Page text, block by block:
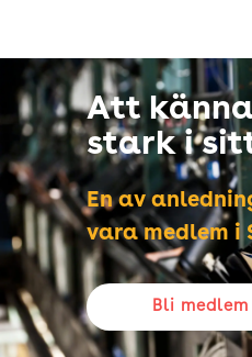
Att
stark i
En av
vara medlem i
Bli medlem